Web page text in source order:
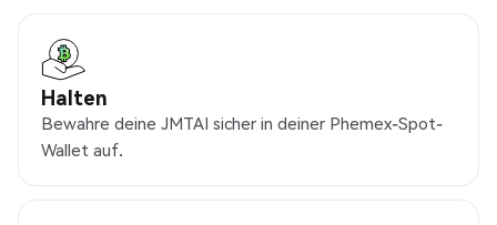
Halten
Bewahre deine JMTAI sicher in deiner Phemex-Spot-
Wallet auf.